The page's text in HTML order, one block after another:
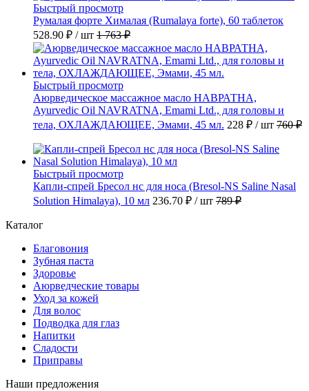
Быстрый просмотр
Румалая форте Хималая (Rumalaya forte), 60 таблеток
528.90 ₽ / шт 1 763 ₽
Быстрый просмотр
Аюрведическое массажное масло НАВРАТНА,
Ayurvedic Oil NAVRATNA, Emami Ltd., для головы и
тела, ОХЛАЖДАЮЩЕЕ, Эмами, 45 мл. 228 ₽ / шт 760 ₽
Быстрый просмотр
Капли-спрей Бресол нс для носа (Bresol-NS Saline Nasal
Solution Himalaya), 10 мл 236.70 ₽ / шт 789 ₽
Каталог
Благовония
Зубная паста
Здоровье
Аюрведческие товары
Уход за кожей
Для волос
Подводка для глаз
Напитки
Сладости
Приправы
Наши предложения